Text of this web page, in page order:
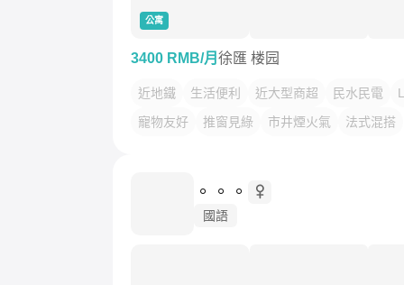
公寓
3400 RMB/月 徐匯 楼园
近地鐵 生活便利 近大型商超 民水民電
寵物友好
推窗見綠 市井煙火氣 法式混搭
。。。
國語